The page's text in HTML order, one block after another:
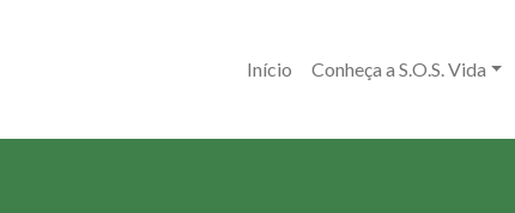
Início Conheça a S.O.S. Vida